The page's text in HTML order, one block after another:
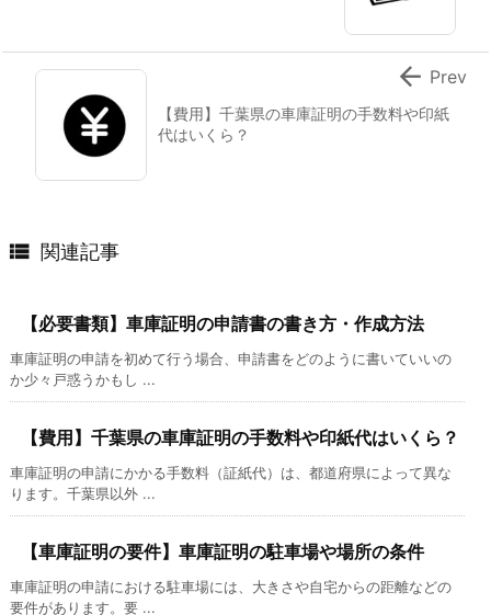
【費用】千葉県の車庫証明の手数料や印紙
代はいくら？
 Prev
 関連記事
【必要書類】車庫証明の申請書の書き方・作成方法
車庫証明の申請を初めて行う場合、申請書をどのように書いていいの
か少々戸惑うかもし ...
【費用】千葉県の車庫証明の手数料や印紙代はいくら？
車庫証明の申請にかかる手数料（証紙代）は、都道府県によって異な
ります。千葉県以外 ...
【車庫証明の要件】車庫証明の駐車場や場所の条件
車庫証明の申請における駐車場には、大きさや自宅からの距離などの
要件があります。要 ...